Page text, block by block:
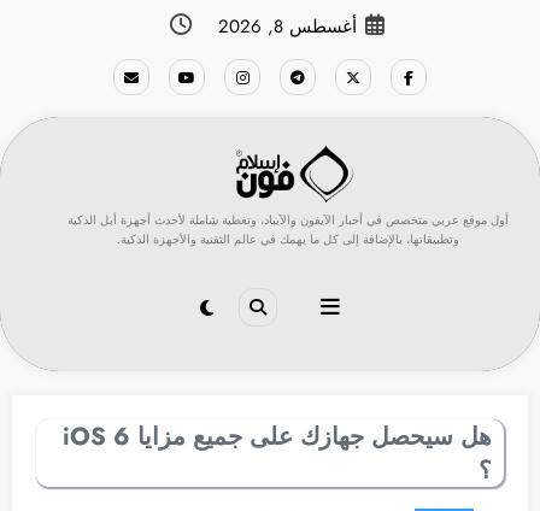
أغسطس 8, 2026
أول موقع عربي متخصص في أخبار الآيفون والآيباد، وتغطية شاملة لأحدث أجهزة أبل الذكية
وتطبيقاتها، بالإضافة إلى كل ما يهمك في عالم التقنية والأجهزة الذكية.
هل سيحصل جهازك على جميع مزايا iOS 6
؟